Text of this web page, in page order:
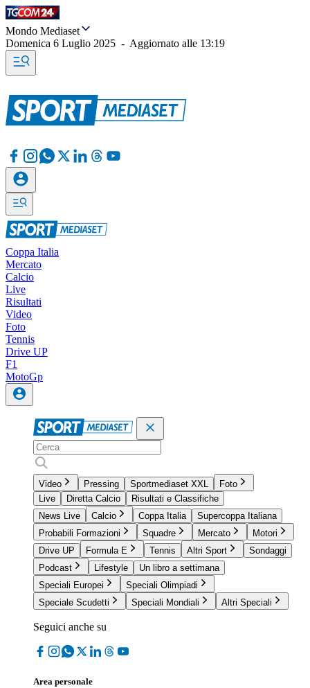
Mondo Mediaset
Domenica 6 Luglio 2025 - Aggiornato alle 13:19
Coppa Italia
Mercato
Calcio
Live
Risultati
Video
Foto
Tennis
Drive UP
F1
MotoGp
Video Pressing Sportmediaset XXL
Foto
Live
Diretta Calcio
Risultati e Classifiche
News Live
Calcio Coppa Italia
Supercoppa Italiana
Probabili Formazioni
Squadre Mercato
Motori
Drive UP
Formula E Tennis Altri Sport
Sondaggi
Podcast
Lifestyle
Un libro a settimana
Speciali Europei
Speciali Olimpiadi
Speciale Scudetti
Speciali Mondiali Altri Speciali
Seguici anche su
Area personale